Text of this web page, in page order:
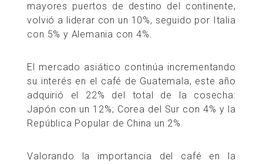
mayores puertos de destino del continente,
volvió a liderar con un 10%, seguido por Italia
con 5% y Alemania con 4%.
El mercado asiático continúa incrementando
su interés en el café de Guatemala, este año
adquirió el 22% del total de la cosecha:
Japón con un 12%; Corea del Sur con 4% y la
República Popular de China un 2%.
Valorando la importancia del café en la